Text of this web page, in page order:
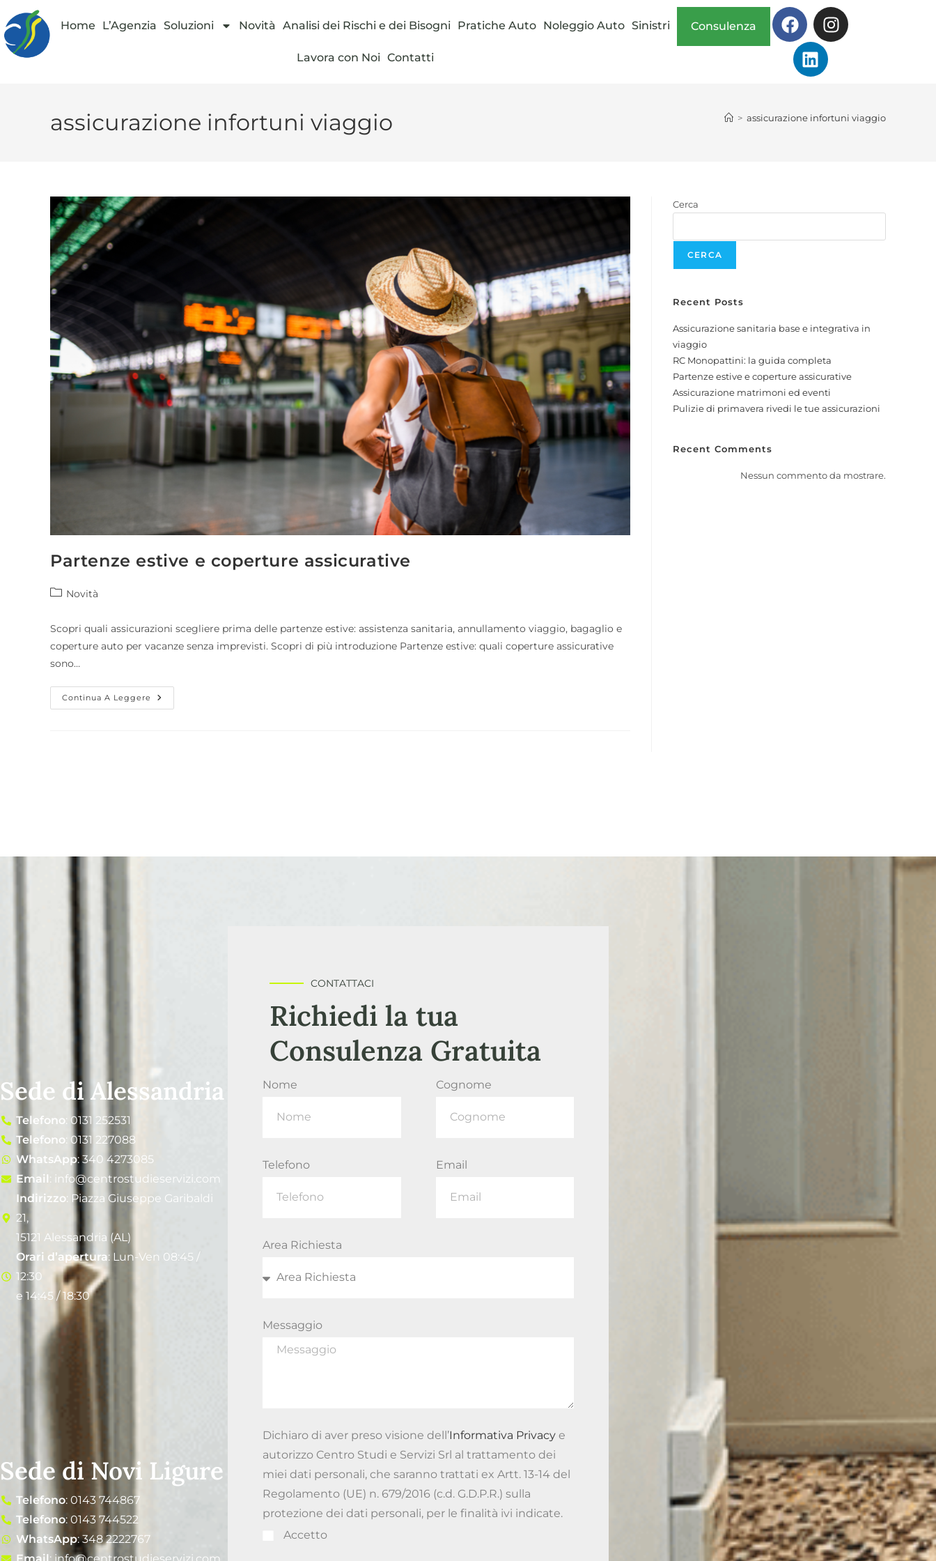
Home L’Agenzia Soluzioni Novità Analisi dei Rischi e dei Bisogni Pratiche Auto Noleggio Auto Sinistri
Lavora con Noi Contatti
Consulenza
assicurazione infortuni viaggio > assicurazione infortuni viaggio
Partenze estive e coperture assicurative
Novità
Scopri quali assicurazioni scegliere prima delle partenze estive: assistenza sanitaria, annullamento viaggio, bagaglio e
coperture auto per vacanze senza imprevisti. Scopri di più introduzione Partenze estive: quali coperture assicurative
sono…
Continua A Leggere
Cerca
CERCA
Recent Posts
Assicurazione sanitaria base e integrativa in
viaggio
RC Monopattini: la guida completa
Partenze estive e coperture assicurative
Assicurazione matrimoni ed eventi
Pulizie di primavera rivedi le tue assicurazioni
Recent Comments
Nessun commento da mostrare.
Sede di Alessandria
Telefono: 0131 252531
Telefono: 0131 227088
WhatsApp: 340 4273085
Email: info@centrostudieservizi.com
Indirizzo: Piazza Giuseppe Garibaldi
21,
15121 Alessandria (AL)
Orari d’apertura: Lun-Ven 08:45 /
12:30
e 14:45 / 18:30
Sede di Novi Ligure
Telefono: 0143 744867
Telefono: 0143 744522
WhatsApp: 348 2222767
CONTATTACI
Richiedi la tua
Consulenza Gratuita
Nome Cognome
Telefono Email
Area Richiesta
Messaggio
Dichiaro di aver preso visione dell’Informativa Privacy e
autorizzo Centro Studi e Servizi Srl al trattamento dei
miei dati personali, che saranno trattati ex Artt. 13-14 del
Regolamento (UE) n. 679/2016 (c.d. G.D.P.R.) sulla
protezione dei dati personali, per le finalità ivi indicate.
Accetto